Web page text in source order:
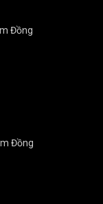
Đồng
Đồng